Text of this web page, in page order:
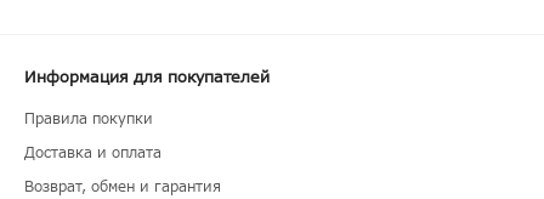
Информация для покупателей
Правила покупки
Доставка и оплата
Возврат, обмен и гарантия